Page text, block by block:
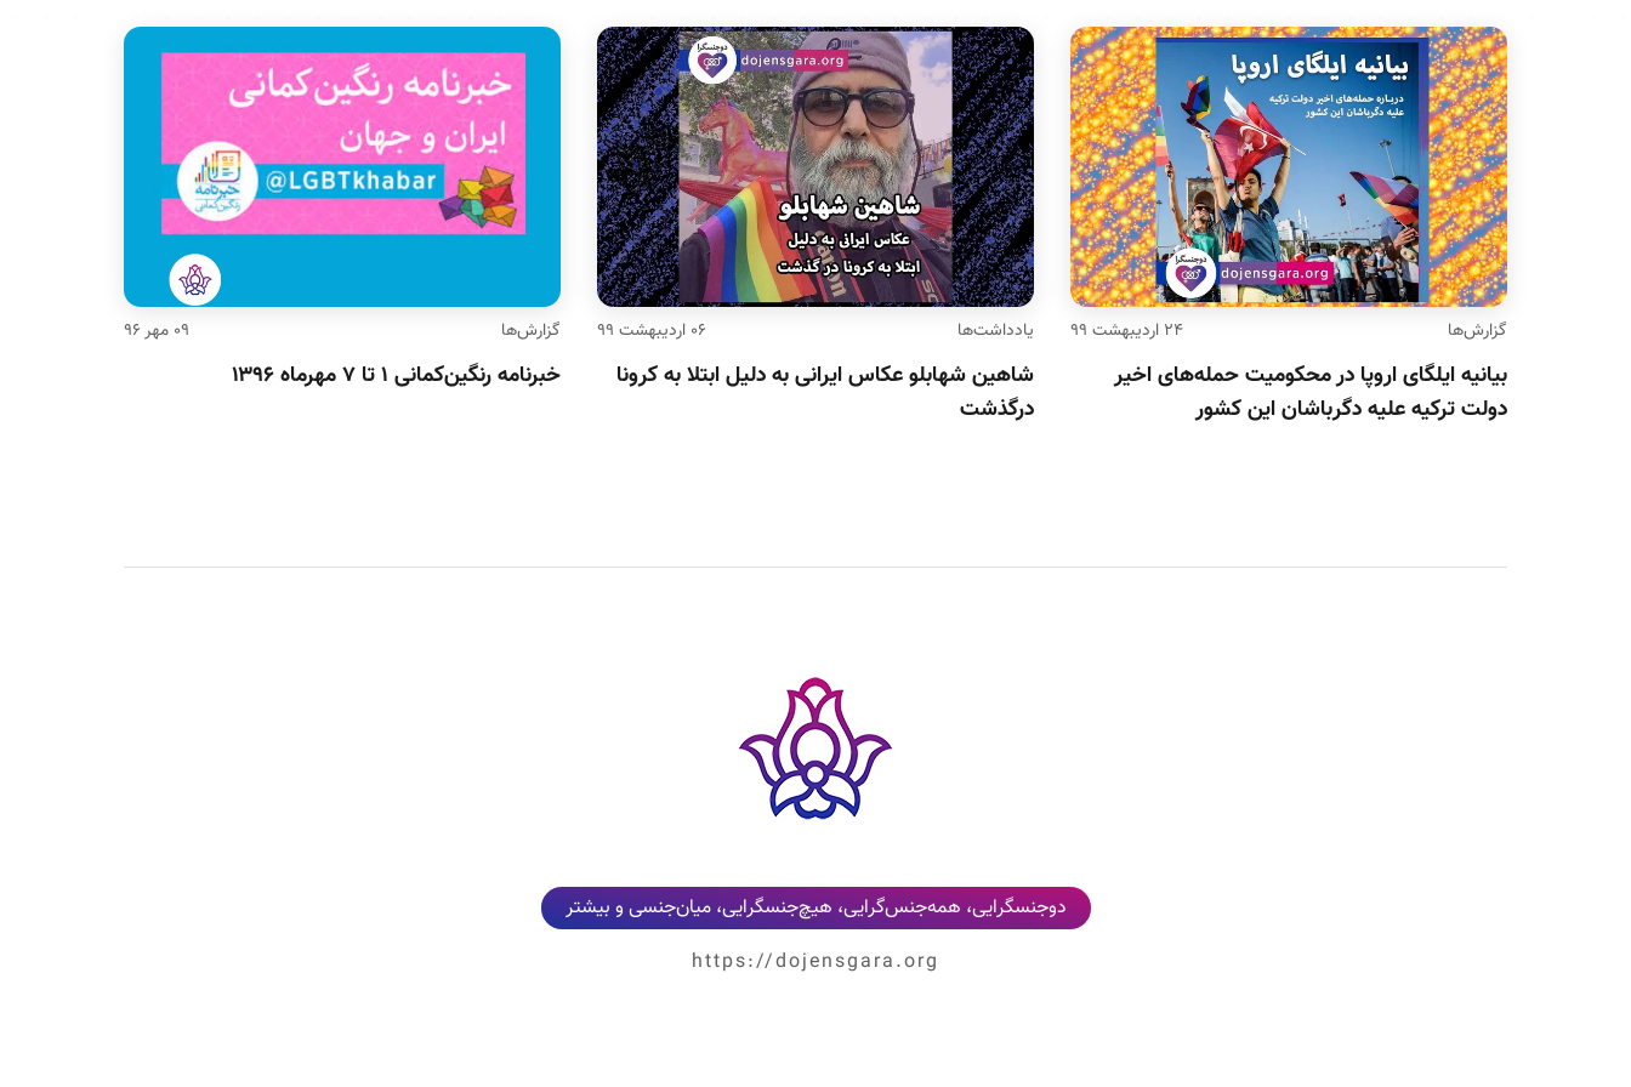
گزارش‌ها ۲۴ اردیبهشت ۹۹
بیانیه ایلگای اروپا در محکومیت حمله‌های اخیر
دولت ترکیه علیه دگرباشان این کشور
یادداشت‌ها ۰۶ اردیبهشت ۹۹
شاهین شهابلو عکاس ایرانی به دلیل ابتلا به کرونا
درگذشت
گزارش‌ها ۰۹ مهر ۹۶
خبرنامه رنگین‌کمانی ۱ تا ۷ مهرماه ۱۳۹۶
دوجنسگرایی، همه‌جنس‌گرایی، هیچ‌جنسگرایی، میان‌جنسی و بیشتر
https://dojensgara.org